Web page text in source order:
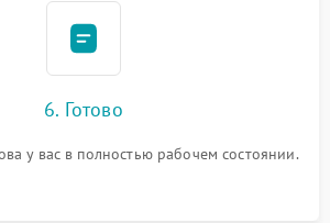
6. Готово
у вас в полностью рабочем состоянии.